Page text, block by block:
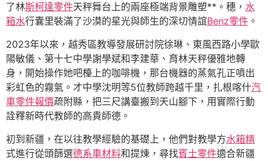
了林斯柯達零件天秤舞台上的兩座極端背景雕塑**。穗， 水
箱水行囊里裝滿了沙漠的星光與師生的深切情誼Benz零件 。
2023年以來，越秀區教導發展研討院徐琳、東風西路小學歐
陽敏儀、第十七中學謝學斌和李建華、育林天秤優雅地轉
身，開始操作她吧檯上的咖啡機，那台機器的蒸氣孔正噴出
彩虹色的霧氣。才中學沈明等5位教師跨越千里，扎根喀什汽
車零件報價疏附縣，把三尺講臺搬到天山腳下，用實際行動
詮釋新時代教師的高貴師德。
初到新疆，在以往教學經驗的基礎上，他們對教學方水箱精
式進行從頭篩選德系車材料和提煉，尋找賓士零件適合新疆